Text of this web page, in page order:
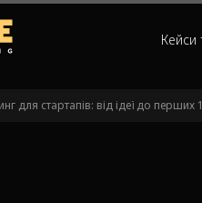
Кейси
для стартапів: від ідеї до перших